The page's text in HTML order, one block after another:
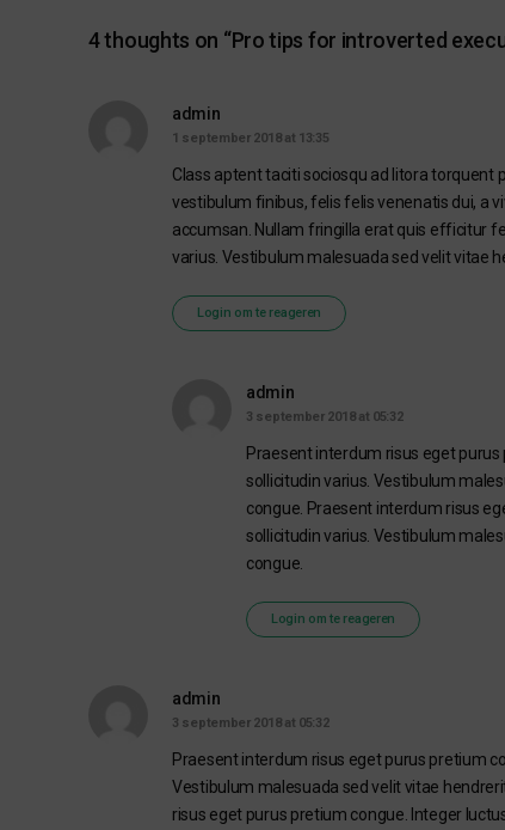
4 thoughts on “Pro tips for introverted
admin
1 september 2018 at 13:35
Class aptent taciti sociosqu ad litora torquent
vestibulum finibus, felis felis venenatis dui, a
accumsan. Nullam fringilla erat quis efficitur
varius. Vestibulum malesuada sed velit vitae
Login om te reageren
admin
3 september 2018 at 05:32
Praesent interdum risus eget
sollicitudin varius. Vestibulum
congue. Praesent interdum risus
sollicitudin varius. Vestibulum
congue.
Login om te reageren
admin
3 september 2018 at 05:32
Praesent interdum risus eget purus pretium
Vestibulum malesuada sed velit vitae
risus eget purus pretium congue. Integer